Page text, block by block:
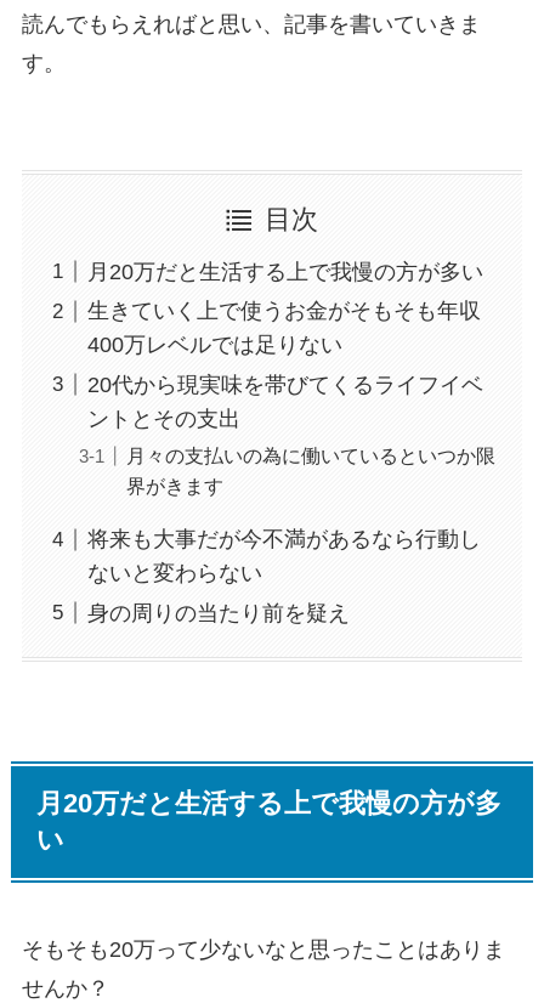
読んでもらえればと思い、記事を書いていきま
す。
目次
月20万だと生活する上で我慢の方が多い
生きていく上で使うお金がそもそも年収
400万レベルでは足りない
20代から現実味を帯びてくるライフイベ
ントとその支出
月々の支払いの為に働いているといつか限
界がきます
将来も大事だが今不満があるなら行動し
ないと変わらない
身の周りの当たり前を疑え
月20万だと生活する上で我慢の方が多
い
そもそも20万って少ないなと思ったことはありま
せんか？